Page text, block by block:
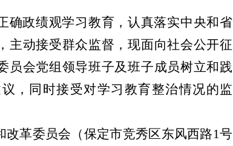
确政绩观学习教育，认真落实中央和省
主动接受群众监督，现面向社会公开征
员会党组领导班子及班子成员树立和践
，同时接受对学习教育整治情况的监
改革委员会（保定市竞秀区东风西路1号